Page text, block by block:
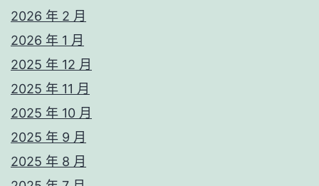
2026 年 2 月
2026 年 1 月
2025 年 12 月
2025 年 11 月
2025 年 10 月
2025 年 9 月
2025 年 8 月